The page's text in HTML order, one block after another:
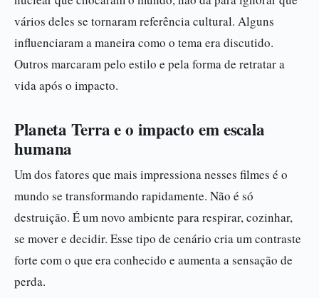
vários deles se tornaram referência cultural. Alguns
influenciaram a maneira como o tema era discutido.
Outros marcaram pelo estilo e pela forma de retratar a
vida após o impacto.
Planeta Terra e o impacto em escala
humana
Um dos fatores que mais impressiona nesses filmes é o
mundo se transformando rapidamente. Não é só
destruição. É um novo ambiente para respirar, cozinhar,
se mover e decidir. Esse tipo de cenário cria um contraste
forte com o que era conhecido e aumenta a sensação de
perda.